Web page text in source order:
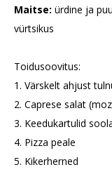
Maitse: ürdine ja
vürtsikus
Toidusoovitus:
1. Värskelt ahjust
2. Caprese salat
3. Keedukartulid
4. Pizza peale
5. Kikerherned